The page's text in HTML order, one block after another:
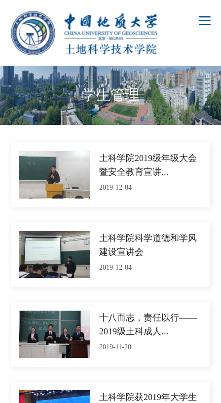
学生管理
土科学院2019级年级大会
暨安全教育宣讲...
2019-12-04
土科学院科学道德和学风
建设宣讲会
2019-12-04
十八而志，责任以行——
2019级土科成人...
2019-11-20
土科学院获2019年大学生